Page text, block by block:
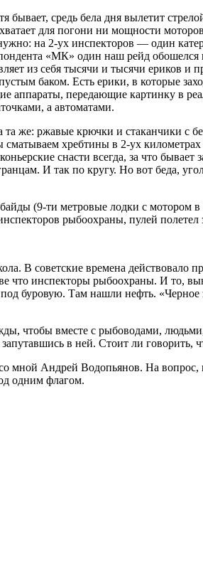
средь бела дня вылетит
для погони ни мощности моторов
на 2-ух инспекторов — один
«МК» один наш рейд обошелся
из себя тысячи и тысячи ериков и
баком. Есть ерики, в которые
аппараты, передающие картинку в
а автоматами.
та же: ржавые крючки и стаканчики
хребтины в 2-ух
снасти всегда, за что
И так по кругу. Но вот беда,
(9-ти метровые лодки с мотором
рыбоохраны, пулей полетел
В советские времена действовало
инспекторы рыбоохраны. И то,
буровую. Там нашли нефть.
чтобы вместе с рыбоводами,
в ней. Стоит ли говорить,
Андрей Водопьянов. На вопрос,
одним флагом.